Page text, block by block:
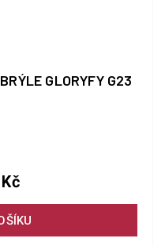
GLORYFY G23